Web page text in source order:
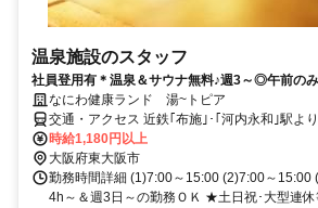
温泉施設のスタッフ
社員登用有＊温泉＆サウナ無料♪週3～◎午前の
なにわ健康ランド 湯~トピア
交通・アクセス 近鉄｢布施｣･｢河内永和｣駅よ
時給1,180円以上
大阪府東大阪市
勤務時間詳細 (1)7:00～15:00 (2)7:00～
4h～＆週3日～の勤務ＯＫ ★土日祝･大型連